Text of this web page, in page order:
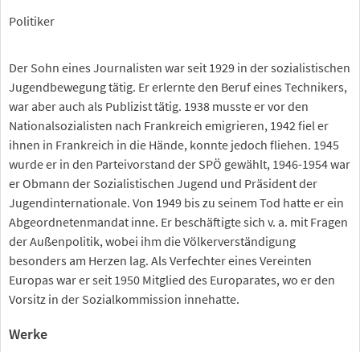
Politiker
Der Sohn eines Journalisten war seit 1929 in der sozialistischen
Jugendbewegung tätig. Er erlernte den Beruf eines Technikers,
war aber auch als Publizist tätig. 1938 musste er vor den
Nationalsozialisten nach Frankreich emigrieren, 1942 fiel er
ihnen in Frankreich in die Hände, konnte jedoch fliehen. 1945
wurde er in den Parteivorstand der SPÖ gewählt, 1946-1954 war
er Obmann der Sozialistischen Jugend und Präsident der
Jugendinternationale. Von 1949 bis zu seinem Tod hatte er ein
Abgeordnetenmandat inne. Er beschäftigte sich v. a. mit Fragen
der Außenpolitik, wobei ihm die Völkerverständigung
besonders am Herzen lag. Als Verfechter eines Vereinten
Europas war er seit 1950 Mitglied des Europarates, wo er den
Vorsitz in der Sozialkommission innehatte.
Werke